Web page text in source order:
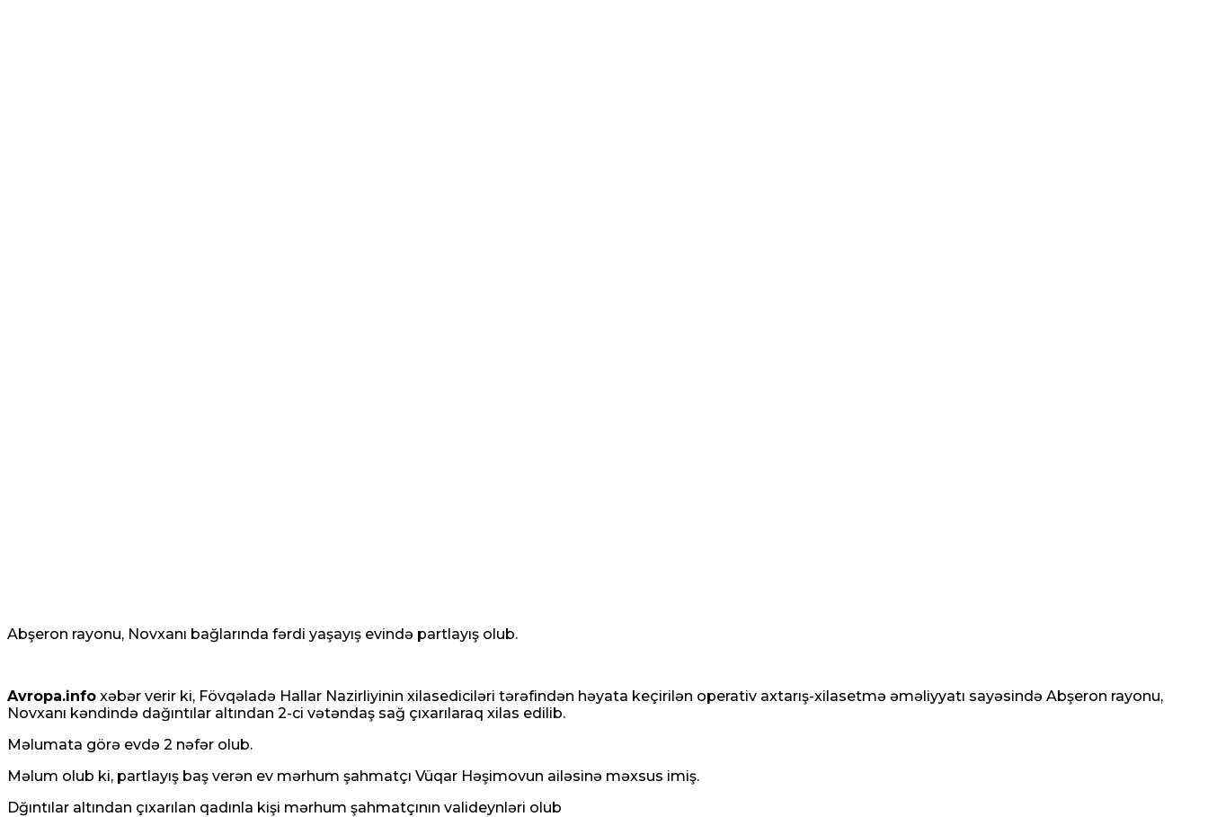
Abşeron rayonu, Novxanı bağlarında fərdi yaşayış evində partlayış olub.
Avropa.info xəbər verir ki, Fövqəladə Hallar Nazirliyinin xilasediciləri tərəfindən həyata keçirilən operativ axtarış-xilasetmə əməliyyatı sayəsində Abşeron rayonu,
Novxanı kəndində dağıntılar altından 2-ci vətəndaş sağ çıxarılaraq xilas edilib.
Məlumata görə evdə 2 nəfər olub.
Məlum olub ki, partlayış baş verən ev mərhum şahmatçı Vüqar Həşimovun ailəsinə məxsus imiş.
Dğıntılar altından çıxarılan qadınla kişi mərhum şahmatçının valideynləri olub